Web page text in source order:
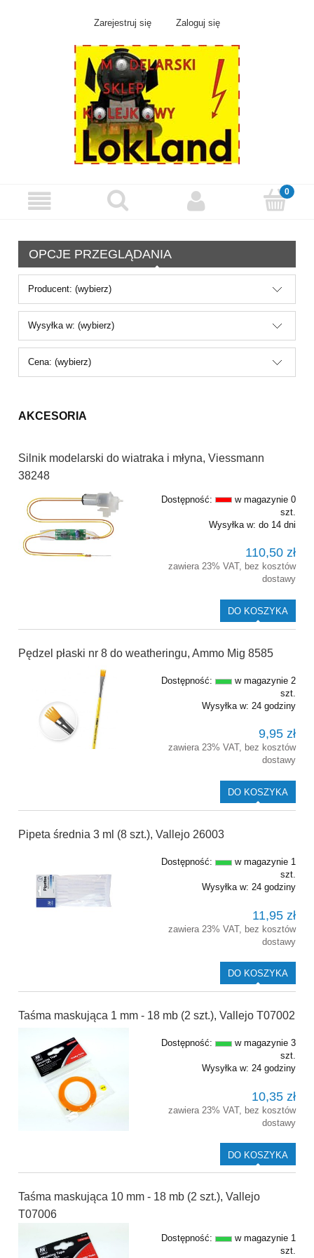
Zarejestruj się Zaloguj się
OPCJE PRZEGLĄDANIA
Producent: (wybierz)
Wysyłka w: (wybierz)
Cena: (wybierz)
AKCESORIA
Silnik modelarski do wiatraka i młyna, Viessmann
38248
Dostępność:
w magazynie 0
szt.
Wysyłka w: do 14 dni
110,50 zł
zawiera 23% VAT, bez kosztów
dostawy
DO KOSZYKA
Pędzel płaski nr 8 do weatheringu, Ammo Mig 8585
Dostępność:
w magazynie 2
szt.
Wysyłka w: 24 godziny
9,95 zł
zawiera 23% VAT, bez kosztów
dostawy
DO KOSZYKA
Pipeta średnia 3 ml (8 szt.), Vallejo 26003
Dostępność:
w magazynie 1
szt.
Wysyłka w: 24 godziny
11,95 zł
zawiera 23% VAT, bez kosztów
dostawy
DO KOSZYKA
Taśma maskująca 1 mm - 18 mb (2 szt.), Vallejo T07002
Dostępność:
w magazynie 3
szt.
Wysyłka w: 24 godziny
10,35 zł
zawiera 23% VAT, bez kosztów
dostawy
DO KOSZYKA
Taśma maskująca 10 mm - 18 mb (2 szt.), Vallejo
T07006
Dostępność:
w magazynie 1
szt.